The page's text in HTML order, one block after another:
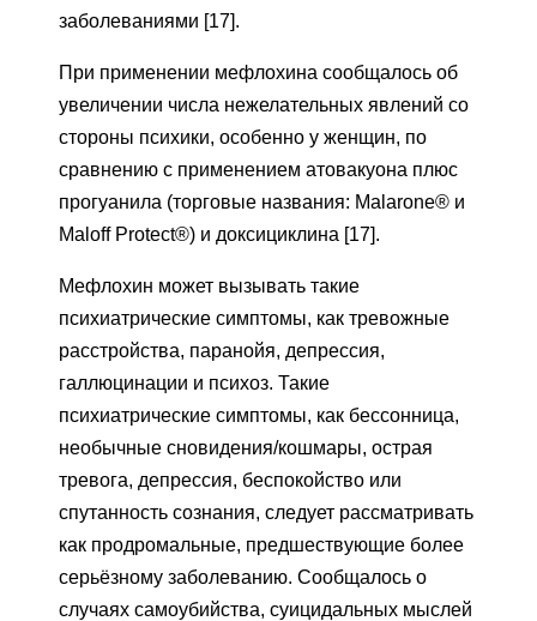
заболеваниями [17].
При применении мефлохина сообщалось об
увеличении числа нежелательных явлений со
стороны психики, особенно у женщин, по
сравнению с применением атовакуона плюс
прогуанила (торговые названия: Malarone® и
Maloff Protect®) и доксициклина [17].
Мефлохин может вызывать такие
психиатрические симптомы, как тревожные
расстройства, паранойя, депрессия,
галлюцинации и психоз. Такие
психиатрические симптомы, как бессонница,
необычные сновидения/кошмары, острая
тревога, депрессия, беспокойство или
спутанность сознания, следует рассматривать
как продромальные, предшествующие более
серьёзному заболеванию. Сообщалось о
случаях самоубийства, суицидальных мыслей